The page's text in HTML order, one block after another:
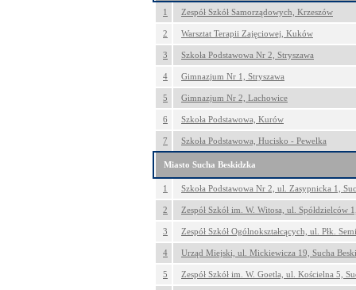
1 Zespół Szkół Samorządowych, Krzeszów
2 Warsztat Terapii Zajęciowej, Kuków
3 Szkoła Podstawowa Nr 2, Stryszawa
4 Gimnazjum Nr 1, Stryszawa
5 Gimnazjum Nr 2, Lachowice
6 Szkoła Podstawowa, Kurów
7 Szkoła Podstawowa, Hucisko - Pewelka
Miasto Sucha Beskidzka
1 Szkoła Podstawowa Nr 2, ul. Zasypnicka 1,
2 Zespół Szkół im. W. Witosa, ul. Spółdzielców
3 Zespół Szkół Ogólnokształcących, ul. Płk.
4 Urząd Miejski, ul. Mickiewicza 19, Sucha
5 Zespół Szkół im. W. Goetla, ul. Kościelna 5,